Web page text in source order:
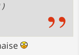
)